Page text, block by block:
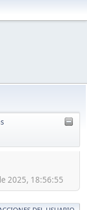
2025, 18:56:55